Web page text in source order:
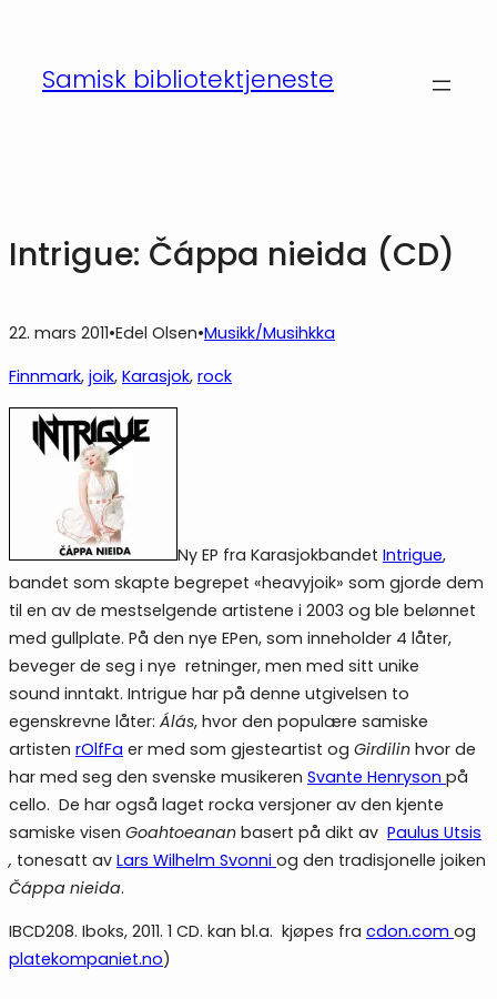
innholdSamisk bibliotektjeneste
Intrigue: Čáppa nieida (CD)
22. mars 2011•Edel Olsen•Musikk/Musihkka
Finnmark, joik, Karasjok, rock
Ny EP fra Karasjokbandet Intrigue,
bandet som skapte begrepet «heavyjoik» som gjorde dem
til en av de mestselgende artistene i 2003 og ble belønnet
med gullplate. På den nye EPen, som inneholder 4 låter,
beveger de seg i nye retninger, men med sitt unike
sound inntakt. Intrigue har på denne utgivelsen to
egenskrevne låter: Álás, hvor den populære samiske
artisten rOlfFa er med som gjesteartist og Girdilin hvor de
har med seg den svenske musikeren Svante Henryson på
cello. De har også laget rocka versjoner av den kjente
samiske visen Goahtoeanan basert på dikt av Paulus Utsis
, tonesatt av Lars Wilhelm Svonni og den tradisjonelle joiken
Čáppa nieida.
IBCD208. Iboks, 2011. 1 CD. kan bl.a. kjøpes fra cdon.com og
platekompaniet.no)